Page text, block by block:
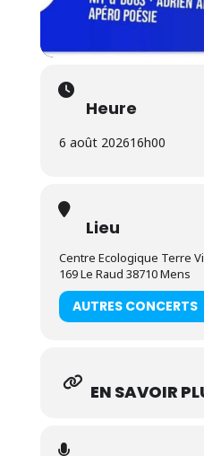
Heure
6 août 202616h00
Lieu
Centre Ecologique Terre
169 Le Raud 38710 Mens
AUTRES CONCERTS
EN SAVOIR